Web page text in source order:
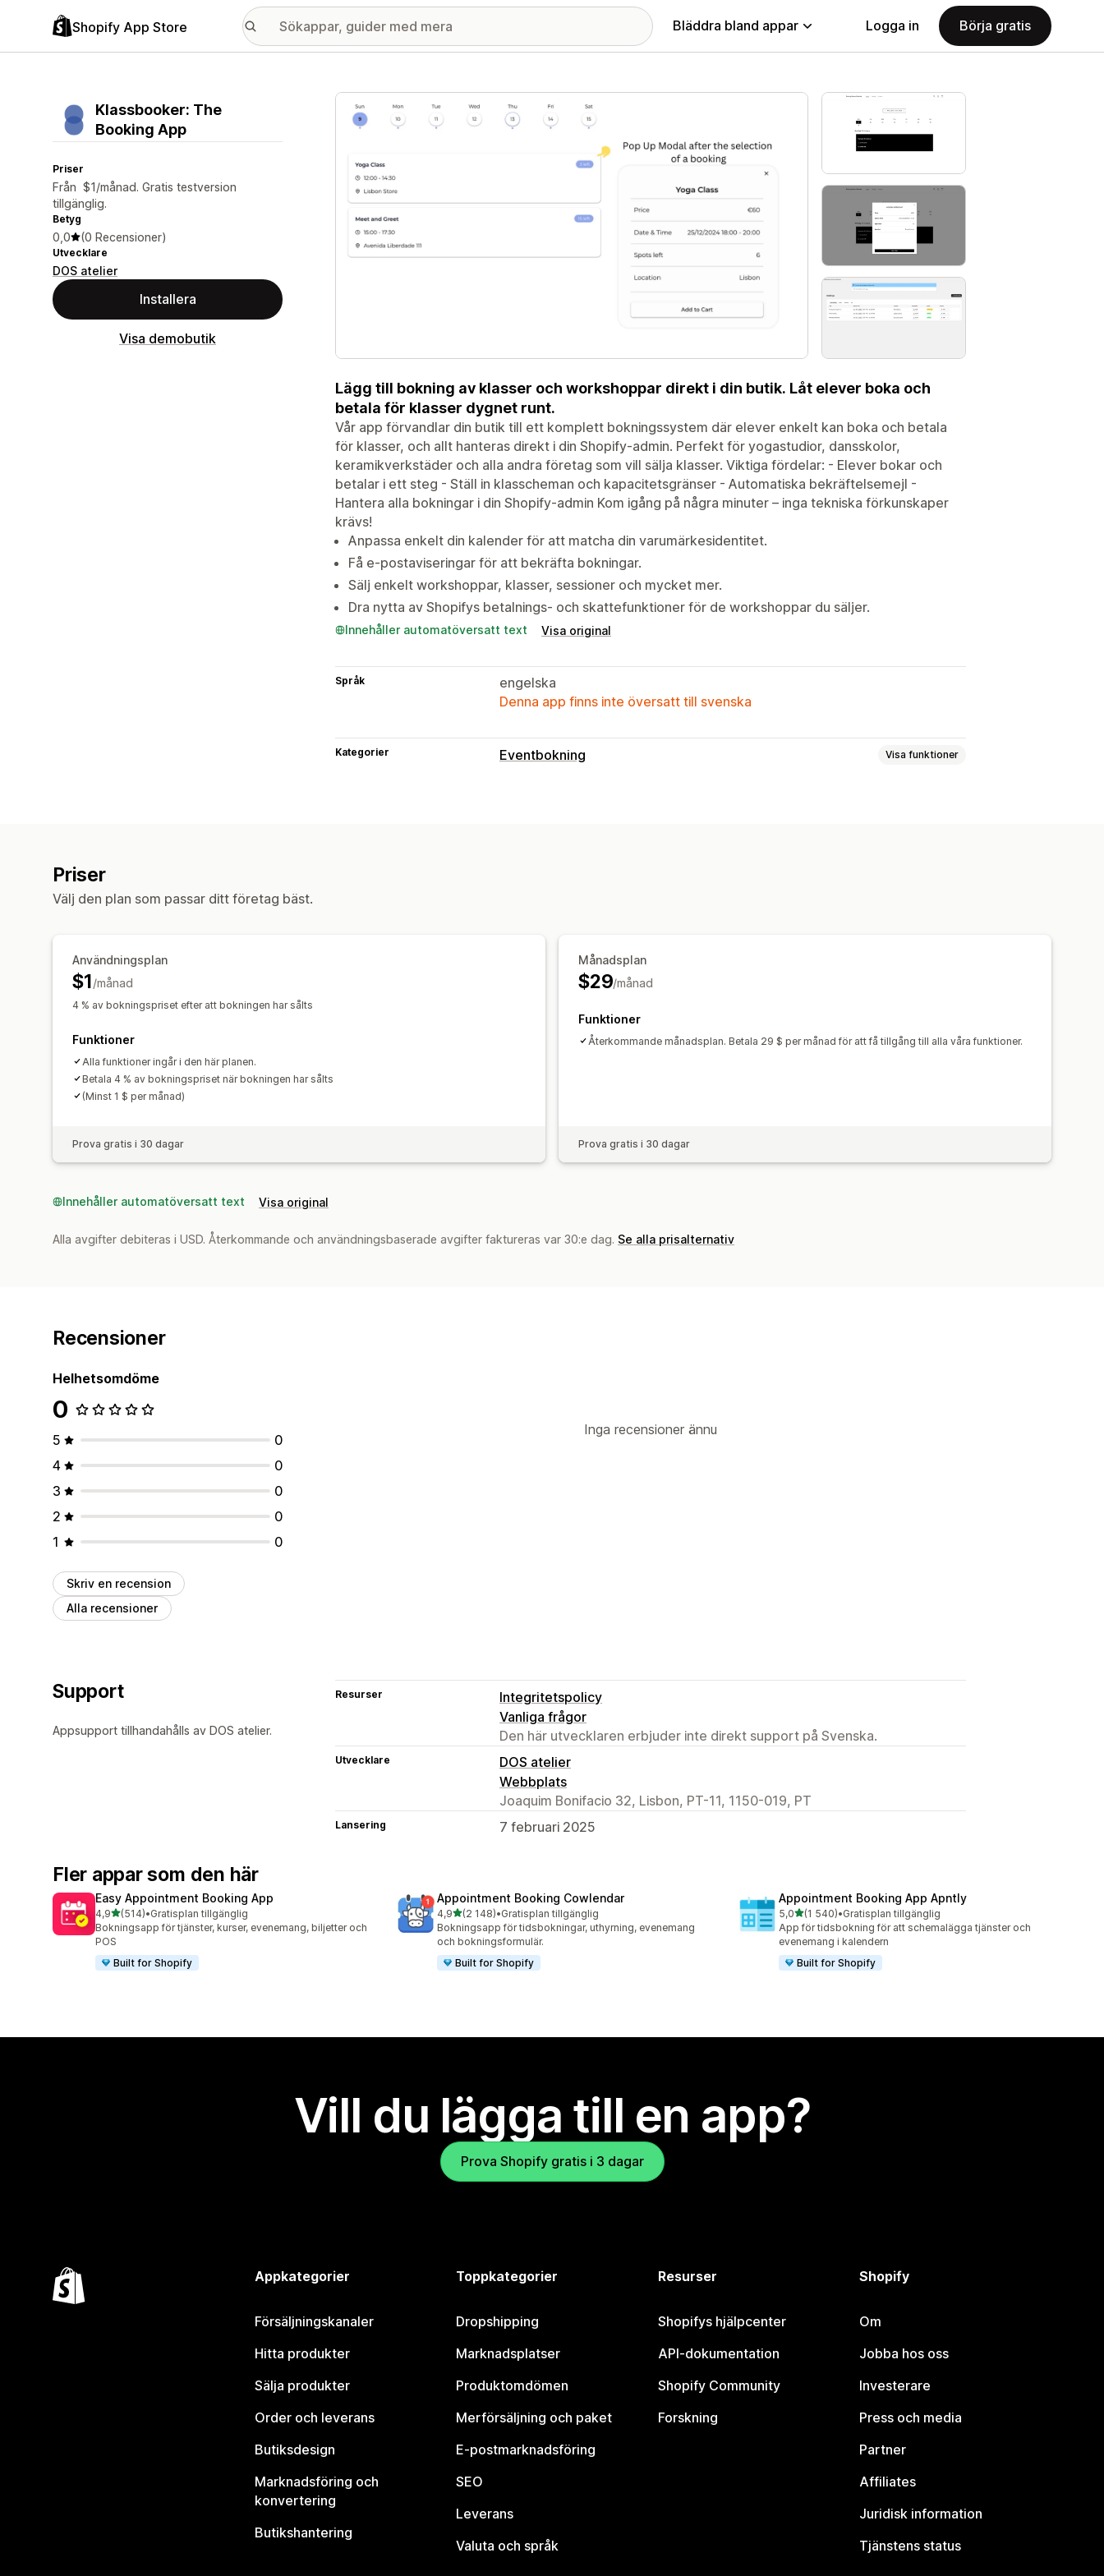
Shopify App Store Bläddra bland appar Logga in Börja gratis
Klassbooker: The
Booking App
Priser
Från $1/månad. Gratis testversion
tillgänglig.
Betyg
0,0 (0 Recensioner)
Utvecklare
DOS atelier
Installera
Visa demobutik
Galleri med utvalda bilder
Lägg till bokning av klasser och workshoppar direkt i din butik. Låt elever boka och
betala för klasser dygnet runt.
Vår app förvandlar din butik till ett komplett bokningssystem där elever enkelt kan boka och betala
för klasser, och allt hanteras direkt i din Shopify-admin. Perfekt för yogastudior, dansskolor,
keramikverkstäder och alla andra företag som vill sälja klasser. Viktiga fördelar: - Elever bokar och
betalar i ett steg - Ställ in klasscheman och kapacitetsgränser - Automatiska bekräftelsemejl -
Hantera alla bokningar i din Shopify-admin Kom igång på några minuter – inga tekniska förkunskaper
krävs!
Anpassa enkelt din kalender för att matcha din varumärkesidentitet.
Få e-postaviseringar för att bekräfta bokningar.
Sälj enkelt workshoppar, klasser, sessioner och mycket mer.
Dra nytta av Shopifys betalnings- och skattefunktioner för de workshoppar du säljer.
Innehåller automatöversatt text Visa original
Språk
engelska
Denna app finns inte översatt till svenska
Kategorier Eventbokning Visa funktioner
Bokningssidor Kalenderwidget
Varumärkeshantering
Priser
Välj den plan som passar ditt företag bäst.
Användningsplan
$1/månad
4 % av bokningspriset efter att bokningen har sålts
Funktioner
Alla funktioner ingår i den här planen.
Betala 4 % av bokningspriset när bokningen har sålts
(Minst 1 $ per månad)
Prova gratis i 30 dagar
Månadsplan
$29/månad
Funktioner
Återkommande månadsplan. Betala 29 $ per månad för att få tillgång till alla våra funktioner.
Prova gratis i 30 dagar
Innehåller automatöversatt text Visa original
Alla avgifter debiteras i USD. Återkommande och användningsbaserade avgifter faktureras var 30:e dag. Se alla prisalternativ
Recensioner
Helhetsomdöme
0
5
0
4
0
3
0
2
0
1
0
Skriv en recension
Alla recensioner
Inga recensioner ännu
Support
Appsupport tillhandahålls av DOS atelier.
Resurser
Integritetspolicy
Vanliga frågor
Den här utvecklaren erbjuder inte direkt support på Svenska.
Utvecklare
DOS atelier
Webbplats
Joaquim Bonifacio 32, Lisbon, PT-11, 1150-019, PT
Lansering 7 februari 2025
Fler appar som den här
Easy Appointment Booking App
4,9av 5 stjärnor
(514)
514 recensioner totalt
•Gratisplan tillgänglig
Bokningsapp för tjänster, kurser, evenemang, biljetter och
POS
Built for Shopify
Appointment Booking Cowlendar
4,9av 5 stjärnor
(2 148)
2148 recensioner totalt
•Gratisplan tillgänglig
Bokningsapp för tidsbokningar, uthyrning, evenemang
och bokningsformulär.
Built for Shopify
Appointment Booking App Apntly
5,0av 5 stjärnor
(1 540)
1540 recensioner totalt
•Gratisplan tillgänglig
App för tidsbokning för att schemalägga tjänster och
evenemang i kalendern
Built for Shopify
Vill du lägga till en app?
Prova Shopify gratis i 3 dagar
Appkategorier
Försäljningskanaler
Hitta produkter
Sälja produkter
Order och leverans
Butiksdesign
Marknadsföring och
konvertering
Butikshantering
Toppkategorier
Dropshipping
Marknadsplatser
Produktomdömen
Merförsäljning och paket
E-postmarknadsföring
SEO
Leverans
Valuta och språk
Resurser
Shopifys hjälpcenter
API-dokumentation
Shopify Community
Forskning
Shopify
Om
Jobba hos oss
Investerare
Press och media
Partner
Affiliates
Juridisk information
Tjänstens status